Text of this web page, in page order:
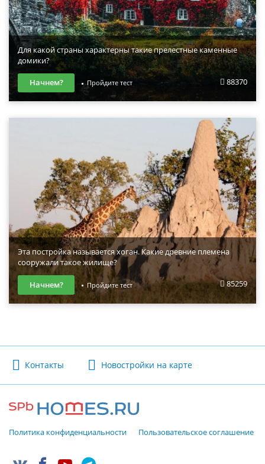
Для какой страны характерны такие прелестные каменные
домики?
88370
Начнем? Пройдите тест
Эта постройка называется хоган. Какие древние племена
сооружали такое жилище?
85259
Начнем? Пройдите тест
Контакты Новостройки на карте
Политика конфиденциальности Пользовательское соглашение